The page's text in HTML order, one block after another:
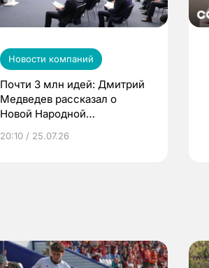
Новости компаний
Почти 3 млн идей: Дмитрий
Медведев рассказал о
Новой Народной
20:10 / 25.07.26